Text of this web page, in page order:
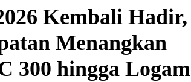
Kembali Hadir,
Menangkan
300 hingga Logam